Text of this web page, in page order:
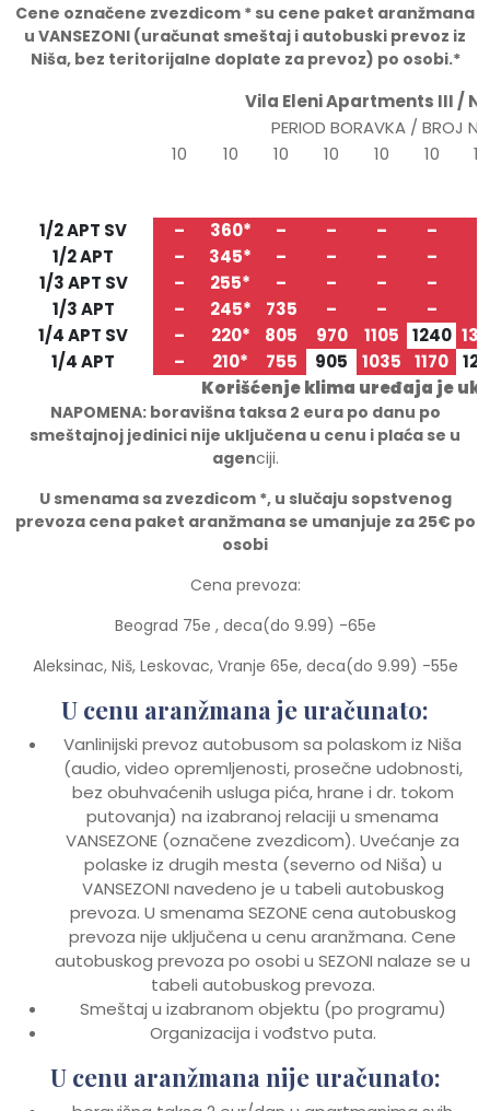
Cene označene zvezdicom * su cene paket aranžmana
u VANSEZONI (uračunat smeštaj i autobuski prevoz iz
Niša, bez teritorijalne doplate za prevoz) po osobi.*
Vila Eleni Apartments III /
PERIOD BORAVKA / BROJ
10
10 10 10 10 10
10
1/2 APT SV
– 360* – – – –
1/2 APT
– 345* – – – –
1/3 APT SV
– 255* – – – –
1/3 APT
– 245* 735 – – –
1/4 APT SV
– 220* 805 970 1105 1240
1/4 APT
– 210* 755 905 1035 1170
Korišćenje klima uređaja je
NAPOMENA: boravišna taksa 2 eura po danu po
smeštajnoj jedinici nije uključena u cenu i plaća se u
agenciji.
U smenama sa zvezdicom *, u slučaju sopstvenog
prevoza cena paket aranžmana se umanjuje za 25€ po
osobi
Cena prevoza:
Beograd 75e , deca(do 9.99) -65e
Aleksinac, Niš, Leskovac, Vranje 65e, deca(do 9.99) -55e
U cenu aranžmana je uračunato:
Vanlinijski prevoz autobusom sa polaskom iz Niša
(audio, video opremljenosti, prosečne udobnosti,
bez obuhvaćenih usluga pića, hrane i dr. tokom
putovanja) na izabranoj relaciji u smenama
VANSEZONE (označene zvezdicom). Uvećanje za
polaske iz drugih mesta (severno od Niša) u
VANSEZONI navedeno je u tabeli autobuskog
prevoza. U smenama SEZONE cena autobuskog
prevoza nije uključena u cenu aranžmana. Cene
autobuskog prevoza po osobi u SEZONI nalaze se u
tabeli autobuskog prevoza.
Smeštaj u izabranom objektu (po programu)
Organizacija i vođstvo puta.
U cenu aranžmana nije uračunato: